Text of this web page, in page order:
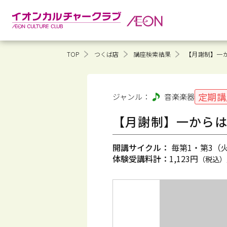
TOP つくば店 講座検索結果 【月謝制】
ジャンル： 音楽楽器 定期
【月謝制】一から
開講サイクル： 毎第1・第3（
体験受講料計： 1,123円 （税込